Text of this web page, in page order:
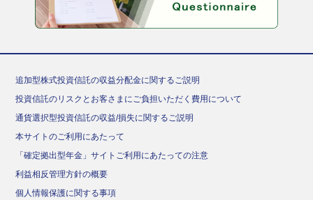
追加型株式投資信託の収益分配金に関するご説明
投資信託のリスクとお客さまにご負担いただく費用について
通貨選択型投資信託の収益/損失に関するご説明
本サイトのご利用にあたって
「確定拠出型年金」サイトご利用にあたっての注意
利益相反管理方針の概要
個人情報保護に関する事項